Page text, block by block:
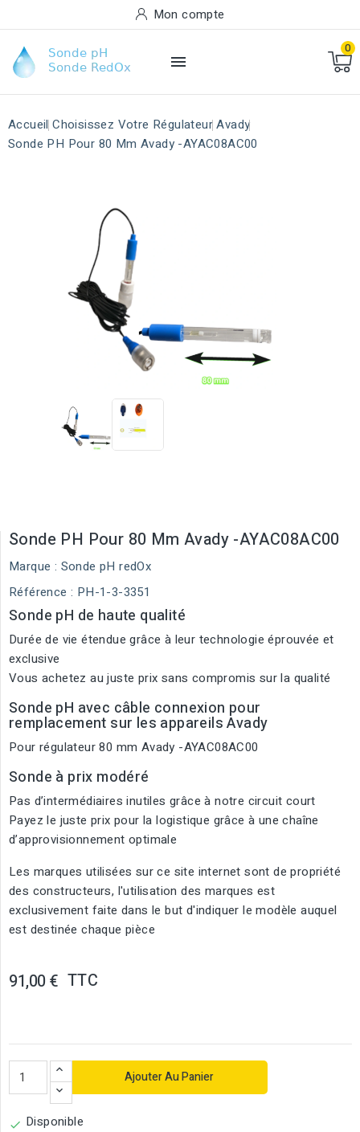
Mon compte

0
Accueil Choisissez Votre Régulateur Avady
Sonde PH Pour 80 Mm Avady -AYAC08AC00
Sonde PH Pour 80 Mm Avady -AYAC08AC00
Marque : Sonde pH redOx
Référence : PH-1-3-3351
Sonde pH de haute qualité
Durée de vie étendue grâce à leur technologie éprouvée et
exclusive
Vous achetez au juste prix sans compromis sur la qualité
Sonde pH avec câble connexion pour
remplacement sur les appareils Avady
Pour régulateur 80 mm Avady -AYAC08AC00
Sonde à prix modéré
Pas d’intermédiaires inutiles grâce à notre circuit court
Payez le juste prix pour la logistique grâce à une chaîne
d’approvisionnement optimale
Les marques utilisées sur ce site internet sont de propriété
des constructeurs, l'utilisation des marques est
exclusivement faite dans le but d'indiquer le modèle auquel
est destinée chaque pièce
91,00 € TTC
Ajouter Au Panier
 Disponible